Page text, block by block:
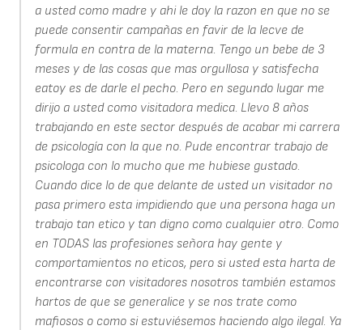
a usted como madre y ahi le doy la razon en que no se
puede consentir campañas en favir de la lecve de
formula en contra de la materna. Tengo un bebe de 3
meses y de las cosas que mas orgullosa y satisfecha
eatoy es de darle el pecho. Pero en segundo lugar me
dirijo a usted como visitadora medica. Llevo 8 años
trabajando en este sector después de acabar mi carrera
de psicología con la que no. Pude encontrar trabajo de
psicologa con lo mucho que me hubiese gustado.
Cuando dice lo de que delante de usted un visitador no
pasa primero esta impidiendo que una persona haga un
trabajo tan etico y tan digno como cualquier otro. Como
en TODAS las profesiones señora hay gente y
comportamientos no eticos, pero si usted esta harta de
encontrarse con visitadores nosotros también estamos
hartos de que se generalice y se nos trate como
mafiosos o como si estuviésemos haciendo algo ilegal. Ya